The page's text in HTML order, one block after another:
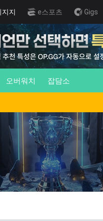
지지 e스포츠 Gigs
오버워치 잡담소